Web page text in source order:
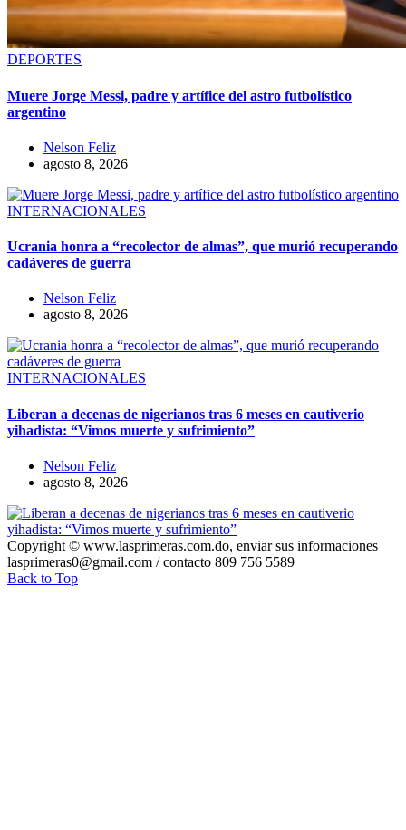
DEPORTES
Muere Jorge Messi, padre y artífice del astro futbolístico
argentino
Nelson Feliz
agosto 8, 2026
INTERNACIONALES
Ucrania honra a “recolector de almas”, que murió recuperando
cadáveres de guerra
Nelson Feliz
agosto 8, 2026
INTERNACIONALES
Liberan a decenas de nigerianos tras 6 meses en cautiverio
yihadista: “Vimos muerte y sufrimiento”
Nelson Feliz
agosto 8, 2026
Copyright © www.lasprimeras.com.do, enviar sus informaciones
lasprimeras0@gmail.com / contacto 809 756 5589
Back to Top